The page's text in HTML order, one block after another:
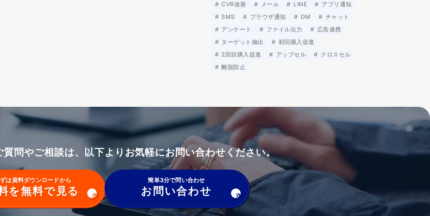
CVR改善
メール LINE
アプリ通知
SMS
ブラウザ通知 DM
チャット
アンケート
ファイル出力
広告連携
ターゲット抽出
初回購入促進
2回目購入促進
アップセル
クロスセル
離脱防止
質問やご相談は、以下よりお気軽にお問い合わせください。
は資料ダウンロードから
を無料で見る
簡単3分で問い合わせ
お問い合わせ